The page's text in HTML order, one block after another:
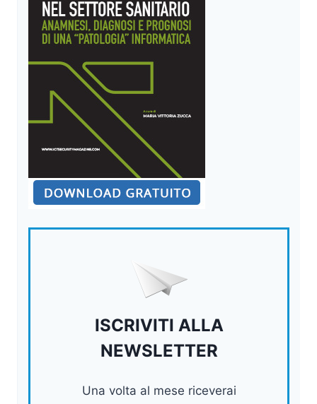
SICUREZZA
DI
WEB
API
ISCRIVITI ALLA
NEWSLETTER
Una volta al mese riceverai